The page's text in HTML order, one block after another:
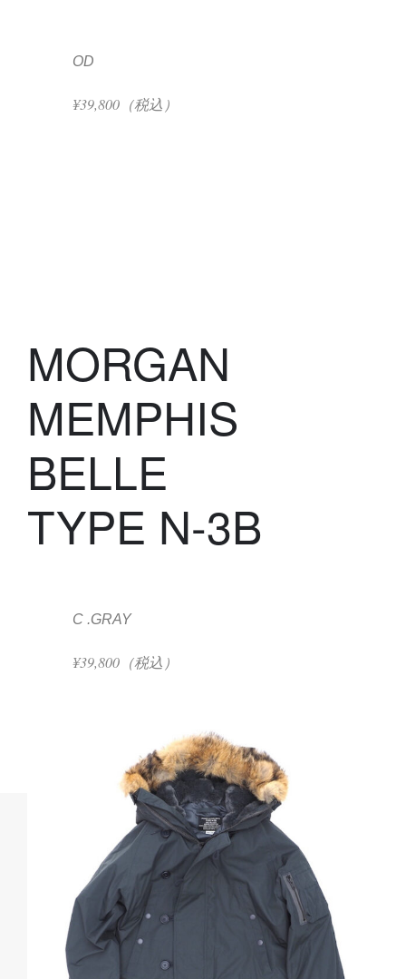
OD
¥39,800（税込）
MORGAN
MEMPHIS
BELLE
TYPE N-3B
C .GRAY
¥39,800（税込）